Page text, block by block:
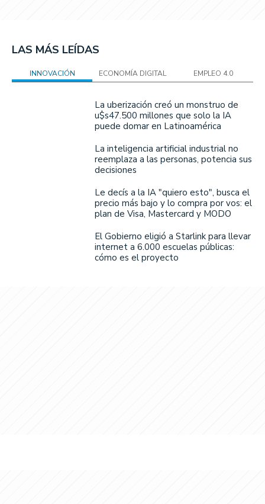
LAS MÁS LEÍDAS
INNOVACIÓN ECONOMÍA DIGITAL EMPLEO 4.0
La uberización creó un monstruo de
u$s47.500 millones que solo la IA
puede domar en Latinoamérica
La inteligencia artificial industrial no
reemplaza a las personas, potencia sus
decisiones
Le decís a la IA "quiero esto", busca el
precio más bajo y lo compra por vos: el
plan de Visa, Mastercard y MODO
El Gobierno eligió a Starlink para llevar
internet a 6.000 escuelas públicas:
cómo es el proyecto